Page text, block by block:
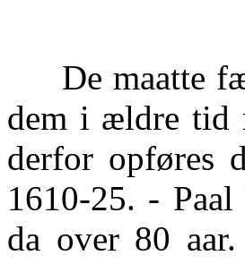
De maatte
dem i ældre tid
derfor opføres
1610-25. -
da over 80